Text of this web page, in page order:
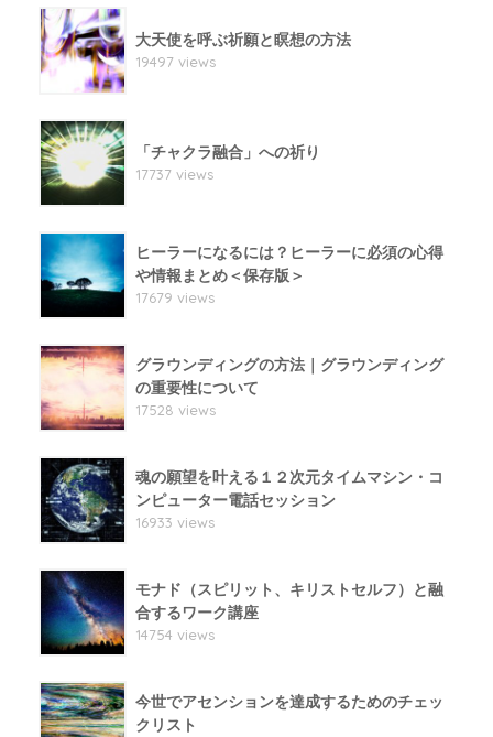
大天使を呼ぶ祈願と瞑想の方法
19497 views
「チャクラ融合」への祈り
17737 views
ヒーラーになるには？ヒーラーに必須の心得
や情報まとめ＜保存版＞
17679 views
グラウンディングの方法｜グラウンディング
の重要性について
17528 views
魂の願望を叶える１２次元タイムマシン・コ
ンピューター電話セッション
16933 views
モナド（スピリット、キリストセルフ）と融
合するワーク講座
14754 views
今世でアセンションを達成するためのチェッ
クリスト